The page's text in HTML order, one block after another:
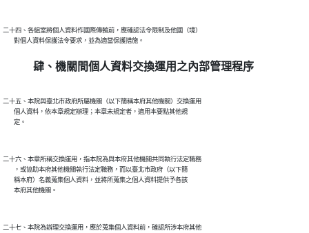
二十四、各組室將個人資料作國際傳輸前，應確認法令限制及他國（境）
肆、機關間個人資料交換運用之內部管理程序
二十五、本院與臺北市政府所屬機關（以下簡稱本府其他機關）交換運用
        個人資料，依本章規定辦理；本章未規定者，適用本要點其他規
二十六、本章所稱交換運用，指本院為與本府其他機關共同執行法定職務
        ，或協助本府其他機關執行法定職務，而以臺北市政府（以下簡
        稱本府）名義蒐集個人資料，並將所蒐集之個人資料提供予各該
二十七、本院為辦理交換運用，應於蒐集個人資料前，確認所涉本府其他